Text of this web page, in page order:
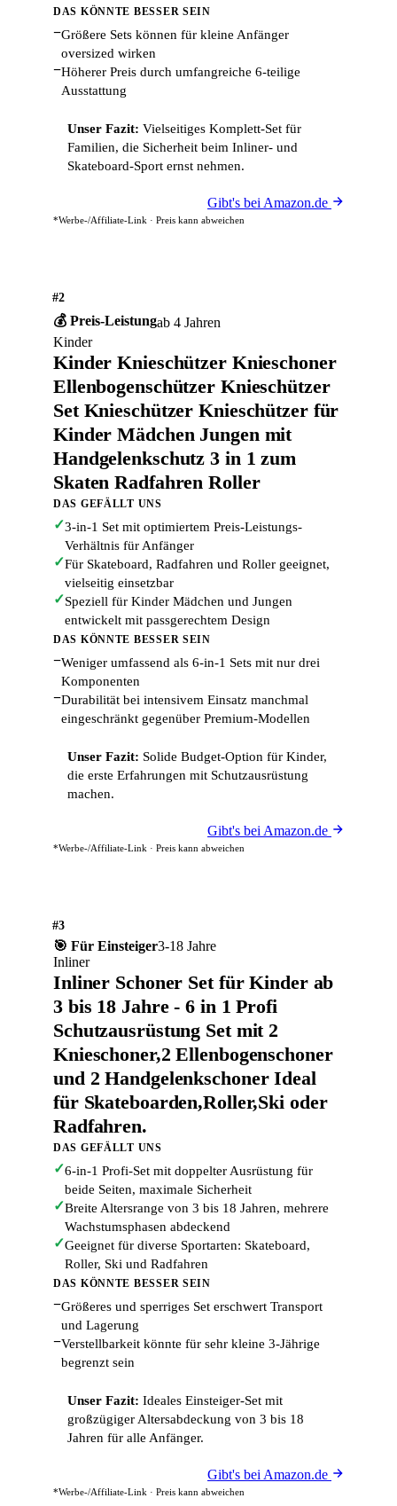
DAS KÖNNTE BESSER SEIN
−Größere Sets können für kleine Anfänger
oversized wirken
−Höherer Preis durch umfangreiche 6-teilige
Ausstattung
Unser Fazit: Vielseitiges Komplett-Set für
Familien, die Sicherheit beim Inliner- und
Skateboard-Sport ernst nehmen.
Gibt's bei Amazon.de
*Werbe-/Affiliate-Link · Preis kann abweichen
#2
💰 Preis-Leistungab 4 Jahren
Kinder
Kinder Knieschützer Knieschoner
Ellenbogenschützer Knieschützer
Set Knieschützer Knieschützer für
Kinder Mädchen Jungen mit
Handgelenkschutz 3 in 1 zum
Skaten Radfahren Roller
DAS GEFÄLLT UNS
✓3-in-1 Set mit optimiertem Preis-Leistungs-
Verhältnis für Anfänger
✓Für Skateboard, Radfahren und Roller geeignet,
vielseitig einsetzbar
✓Speziell für Kinder Mädchen und Jungen
entwickelt mit passgerechtem Design
DAS KÖNNTE BESSER SEIN
−Weniger umfassend als 6-in-1 Sets mit nur drei
Komponenten
−Durabilität bei intensivem Einsatz manchmal
eingeschränkt gegenüber Premium-Modellen
Unser Fazit: Solide Budget-Option für Kinder,
die erste Erfahrungen mit Schutzausrüstung
machen.
Gibt's bei Amazon.de
*Werbe-/Affiliate-Link · Preis kann abweichen
#3
🎯 Für Einsteiger3-18 Jahre
Inliner
Inliner Schoner Set für Kinder ab
3 bis 18 Jahre - 6 in 1 Profi
Schutzausrüstung Set mit 2
Knieschoner,2 Ellenbogenschoner
und 2 Handgelenkschoner Ideal
für Skateboarden,Roller,Ski oder
Radfahren.
DAS GEFÄLLT UNS
✓6-in-1 Profi-Set mit doppelter Ausrüstung für
beide Seiten, maximale Sicherheit
✓Breite Altersrange von 3 bis 18 Jahren, mehrere
Wachstumsphasen abdeckend
✓Geeignet für diverse Sportarten: Skateboard,
Roller, Ski und Radfahren
DAS KÖNNTE BESSER SEIN
−Größeres und sperriges Set erschwert Transport
und Lagerung
−Verstellbarkeit könnte für sehr kleine 3-Jährige
begrenzt sein
Unser Fazit: Ideales Einsteiger-Set mit
großzügiger Altersabdeckung von 3 bis 18
Jahren für alle Anfänger.
Gibt's bei Amazon.de
*Werbe-/Affiliate-Link · Preis kann abweichen